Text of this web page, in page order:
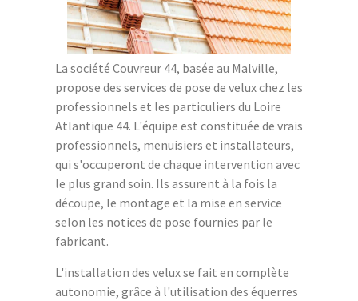
La société Couvreur 44, basée au Malville,
propose des services de pose de velux chez les
professionnels et les particuliers du Loire
Atlantique 44. L'équipe est constituée de vrais
professionnels, menuisiers et installateurs,
qui s'occuperont de chaque intervention avec
le plus grand soin. Ils assurent à la fois la
découpe, le montage et la mise en service
selon les notices de pose fournies par le
fabricant.
L'installation des velux se fait en complète
autonomie, grâce à l'utilisation des équerres